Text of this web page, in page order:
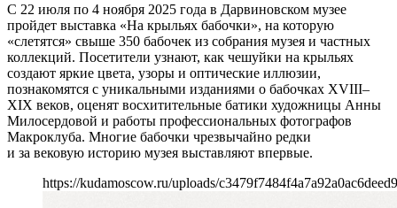
С 22 июля по 4 ноября 2025 года в Дарвиновском музее
пройдет выставка «На крыльях бабочки», на которую
«слетятся» свыше 350 бабочек из собрания музея и частных
коллекций. Посетители узнают, как чешуйки на крыльях
создают яркие цвета, узоры и оптические иллюзии,
познакомятся с уникальными изданиями о бабочках XVIII–
XIX веков, оценят восхитительные батики художницы Анны
Милосердовой и работы профессиональных фотографов
Макроклуба. Многие бабочки чрезвычайно редки
и за вековую историю музея выставляют впервые.
https://kudamoscow.ru/uploads/